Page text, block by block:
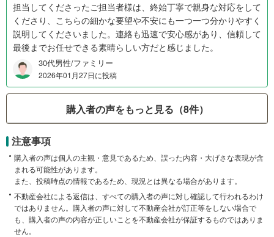
担当してくださったご担当者様は、終始丁寧で親身な対応をして
くださり、こちらの細かな要望や不安にも一つ一つ分かりやすく
説明してくださいました。連絡も迅速で安心感があり、信頼して
最後までお任せできる素晴らしい方だと感じました。
30代男性/ファミリー
2026年01月27日に投稿
購入者の声をもっと見る（8件）
注意事項
購入者の声は個人の主観・意見であるため、誤った内容・大げさな表現が含
まれる可能性があります。
また、投稿時点の情報であるため、現況とは異なる場合があります。
不動産会社による返信は、すべての購入者の声に対し確認して行われるわけ
ではありません。購入者の声に対して不動産会社が訂正等をしない場合で
も、購入者の声の内容が正しいことを不動産会社が保証するものではありま
せん。